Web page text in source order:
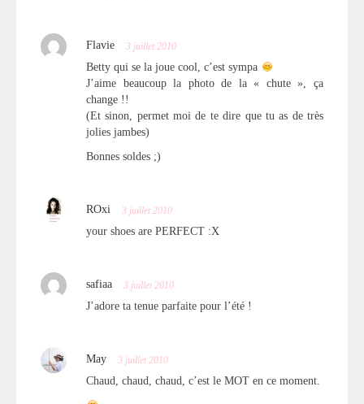
Flavie 3 juillet 2010
Betty qui se la joue cool, c’est sympa
J’aime beaucoup la photo de la « chute », ça
change !!
(Et sinon, permet moi de te dire que tu as de très
jolies jambes)
Bonnes soldes ;)
ROxi 3 juillet 2010
your shoes are PERFECT :X
safiaa 3 juillet 2010
J’adore ta tenue parfaite pour l’été !
May 3 juillet 2010
Chaud, chaud, chaud, c’est le MOT en ce moment.